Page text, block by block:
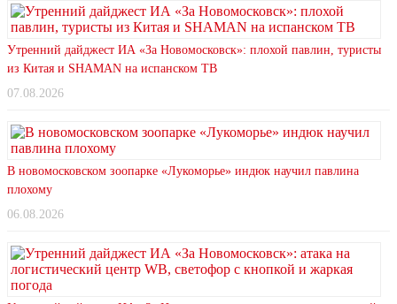
Утренний дайджест ИА «За Новомосковск»: плохой павлин, туристы
из Китая и SHAMAN на испанском ТВ
07.08.2026
В новомосковском зоопарке «Лукоморье» индюк научил павлина
плохому
06.08.2026